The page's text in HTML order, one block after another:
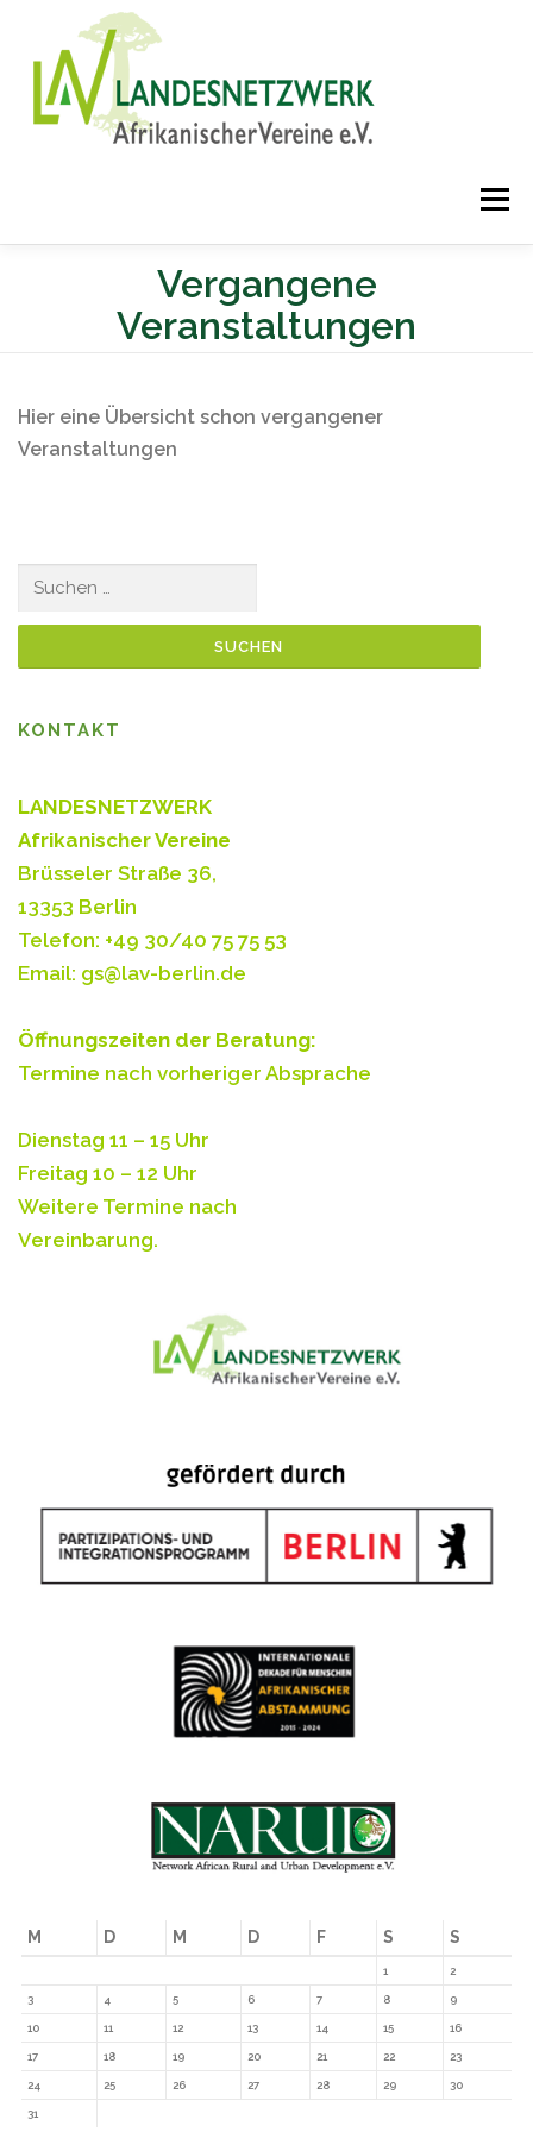
Menü
Vergangene
Veranstaltungen
Hier eine Übersicht schon vergangener
Veranstaltungen
Suchen
KONTAKT
LANDESNETZWERK
Afrikanischer Vereine
Brüsseler Straße 36,
13353 Berlin
Telefon: +49 30/40 75 75 53
Email: gs@lav-berlin.de
Öffnungszeiten der Beratung:
Termine nach vorheriger Absprache
Dienstag 11 – 15 Uhr
Freitag 10 – 12 Uhr
Weitere Termine nach
Vereinbarung.
M D M D F S S
1 2
3 4 5 6 7 8 9
10 11 12 13 14 15 16
17 18 19 20 21 22 23
24 25 26 27 28 29 30
31